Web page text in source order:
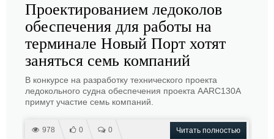
Проектированием ледоколов
обеспечения для работы на
терминале Новый Порт хотят
заняться семь компаний
В конкурсе на разработку технического проекта
ледокольного судна обеспечения проекта AARC130A
примут участие семь компаний.
978 0 0 Читать полностью